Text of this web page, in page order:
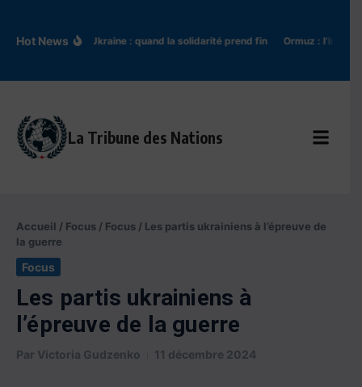
Hot News
Pologne-Ukraine : quand la solidarité prend fin Ormuz : l’Iran
La Tribune des Nations
Accueil / Focus / Focus / Les partis ukrainiens à l’épreuve de
la guerre
Focus
Les partis ukrainiens à
l’épreuve de la guerre
Par Victoria Gudzenko 11 décembre 2024